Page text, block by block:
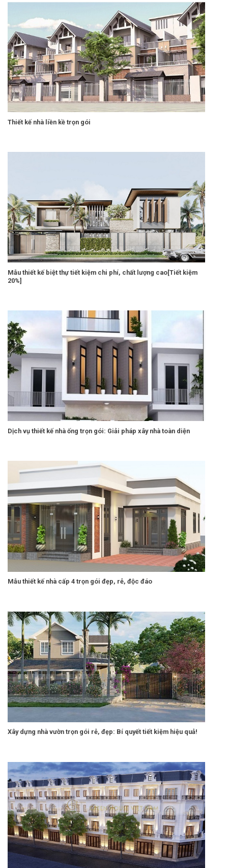
Thiết kế nhà liền kề trọn gói
Mẫu thiết kế biệt thự tiết kiệm chi phí, chất lượng cao[Tiết kiệm
20%]
Dịch vụ thiết kế nhà ống trọn gói: Giải pháp xây nhà toàn diện
Mẫu thiết kế nhà cấp 4 trọn gói đẹp, rẻ, độc đáo
Xây dựng nhà vườn trọn gói rẻ, đẹp: Bí quyết tiết kiệm hiệu quả!